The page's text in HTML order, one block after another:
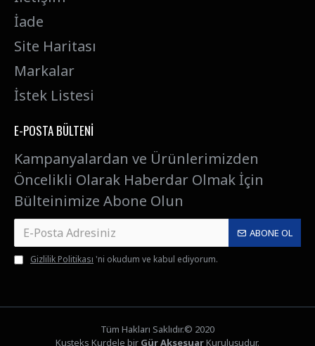
İade
Site Haritası
Markalar
İstek Listesi
E-POSTA BÜLTENI
Kampanyalardan ve Ürünlerimizden
Öncelikli Olarak Haberdar Olmak İçin
Bülteinimize Abone Olun
ABONE OL
Gizlilik Politikası 'ni okudum ve kabul ediyorum.
Tüm Hakları Saklıdır.© 2020
Kuşteks Kurdele bir Gür AksesuarKuruluşudur.